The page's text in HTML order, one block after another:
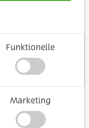
Funktionelle
Marketing